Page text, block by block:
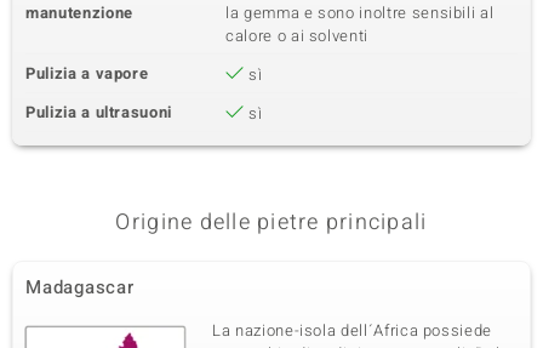
manutenzione
la gemma e sono inoltre sensibili al
calore o ai solventi
Pulizia a vapore
sì
Pulizia a ultrasuoni
sì
Origine delle pietre principali
Madagascar
La nazione-isola dell´Africa possiede